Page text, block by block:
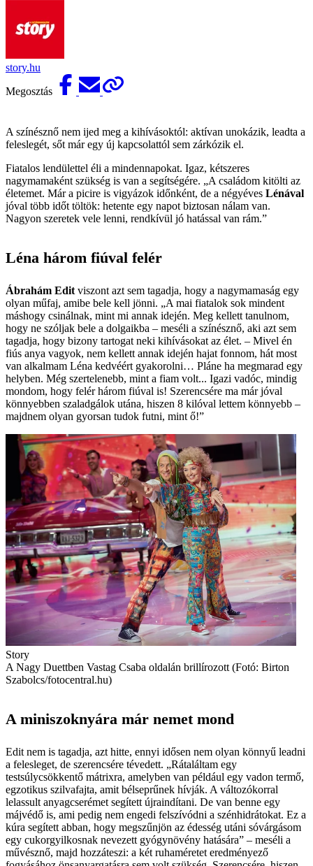
story.hu
Megosztás
A színésznő nem ijed meg a kihívásoktól: aktívan unokázik, leadta a
feleslegét, sőt már egy új kapcsolattól sem zárkózik el.
Fiatalos lendülettel éli a mindennapokat. Igaz, kétszeres
nagymamaként szükség is van a segítségére. „A családom kitölti az
életemet. Már a picire is vigyázok időnként, de a négyéves Lénával
jóval több időt töltök: hetente egy napot biztosan nálam van.
Nagyon szeretek vele lenni, rendkívül jó hatással van rám.”
Léna három fiúval felér
Ábrahám Edit viszont azt sem tagadja, hogy a nagymamaság egy
olyan műfaj, amibe bele kell jönni. „A mai fiatalok sok mindent
máshogy csinálnak, mint mi annak idején. Meg kellett tanulnom,
hogy ne szóljak bele a dolgaikba – meséli a színésznő, aki azt sem
tagadja, hogy bizony tartogat neki kihívásokat az élet. – Mivel én
fiús anya vagyok, nem kellett annak idején hajat fonnom, hát most
van alkalmam Léna kedvéért gyakorolni… Pláne ha megmarad egy
helyben. Még szertelenebb, mint a fiam volt... Igazi vadóc, mindig
mondom, hogy felér három fiúval is! Szerencsére ma már jóval
könnyebben szaladgálok utána, hiszen 8 kilóval lettem könnyebb –
majdnem olyan gyorsan tudok futni, mint ő!”
Story
A Nagy Duettben Vastag Csaba oldalán brillírozott (Fotó: Birton
Szabolcs/fotocentral.hu)
A miniszoknyára már nemet mond
Edit nem is tagadja, azt hitte, ennyi idősen nem olyan könnyű leadni
a felesleget, de szerencsére tévedett. „Rátaláltam egy
testsúlycsökkentő mátrixra, amelyben van például egy vadon termő,
egzotikus szilvafajta, amit bélseprűnek hívják. A változókorral
lelassult anyagcserémet segített újraindítani. De van benne egy
májvédő is, ami pedig nem engedi felszívódni a szénhidrátokat. Ez a
kúra segített abban, hogy megszűnjön az édesség utáni sóvárgásom
egy cukorgyilkosnak nevezett gyógynövény hatására” – meséli a
művésznő, majd hozzáteszi: a két ruhaméretet eredményező